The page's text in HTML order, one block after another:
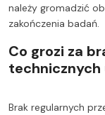
należy gromadzić
zakończenia badań.
Co grozi za
technicznych
Brak regularnych